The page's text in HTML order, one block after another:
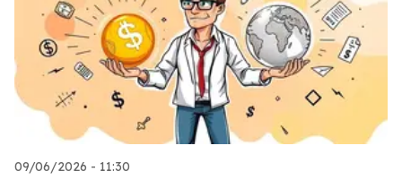
09/06/2026 - 11:30